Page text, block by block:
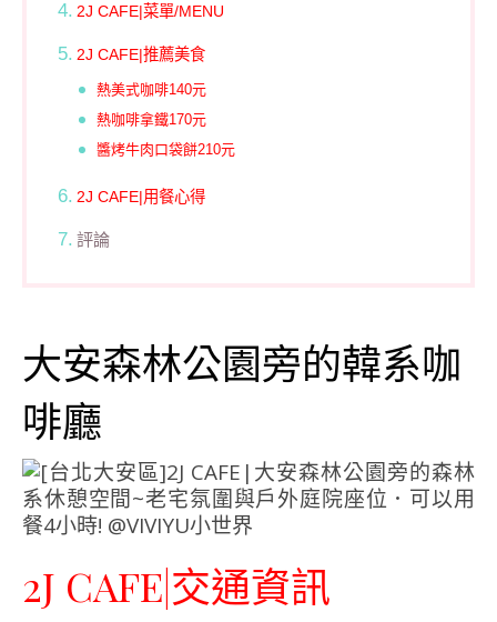
2J CAFE|菜單/MENU
2J CAFE|推薦美食
熱美式咖啡140元
熱咖啡拿鐵170元
醬烤牛肉口袋餅210元
2J CAFE|用餐心得
評論
大安森林公園旁的韓系咖
啡廳
2J CAFE|交通資訊